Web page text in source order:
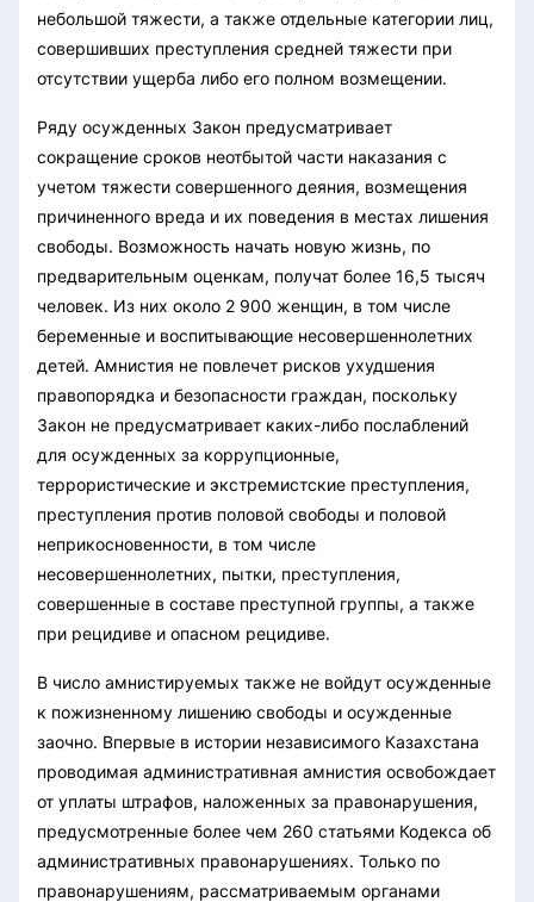
небольшой тяжести, а также отдельные категории лиц,
совершивших преступления средней тяжести при
отсутствии ущерба либо его полном возмещении.
Ряду осужденных Закон предусматривает
сокращение сроков неотбытой части наказания с
учетом тяжести совершенного деяния, возмещения
причиненного вреда и их поведения в местах лишения
свободы. Возможность начать новую жизнь, по
предварительным оценкам, получат более 16,5 тысяч
человек. Из них около 2 900 женщин, в том числе
беременные и воспитывающие несовершеннолетних
детей. Амнистия не повлечет рисков ухудшения
правопорядка и безопасности граждан, поскольку
Закон не предусматривает каких-либо послаблений
для осужденных за коррупционные,
террористические и экстремистские преступления,
преступления против половой свободы и половой
неприкосновенности, в том числе
несовершеннолетних, пытки, преступления,
совершенные в составе преступной группы, а также
при рецидиве и опасном рецидиве.
В число амнистируемых также не войдут осужденные
к пожизненному лишению свободы и осужденные
заочно. Впервые в истории независимого Казахстана
проводимая административная амнистия освобождает
от уплаты штрафов, наложенных за правонарушения,
предусмотренные более чем 260 статьями Кодекса об
административных правонарушениях. Только по
правонарушениям, рассматриваемым органами